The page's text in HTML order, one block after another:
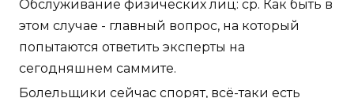
Обслуживание физических лиц: ср. Как быть в
этом случае - главный вопрос, на который
попытаются ответить эксперты на
сегодняшнем саммите.
Болельщики сейчас спорят, всё-таки есть